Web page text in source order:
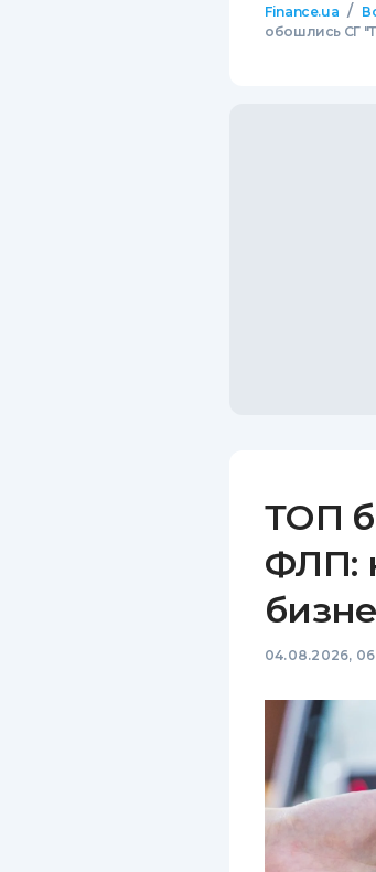
Finance.ua /
обошлись СГ
ТОП
ФЛП:
04.08.2026,